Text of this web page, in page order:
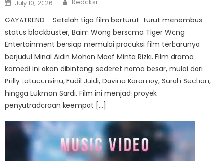
on
July 10, 2026 Redaksi
GAYATREND – Setelah tiga film berturut-turut menembus
status blockbuster, Baim Wong bersama Tiger Wong
Entertainment bersiap memulai produksi film terbarunya
berjudul Minal Aidin Mohon Maaf Minta Rizki. Film drama
komedi ini akan dibintangi sederet nama besar, mulai dari
Prilly Latuconsina, Fadil Jaidi, Davina Karamoy, Sarah Sechan,
hingga Lukman Sardi. Film ini menjadi proyek
penyutradaraan keempat […]